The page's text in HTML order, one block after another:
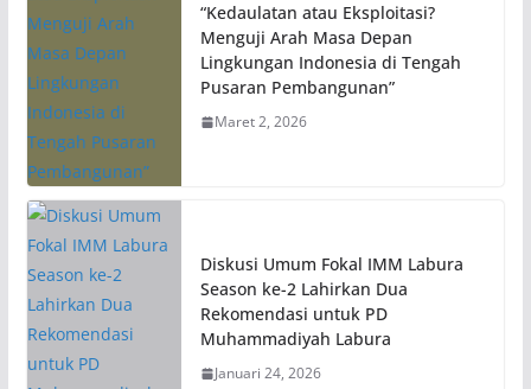
“Kedaulatan atau Eksploitasi?
Menguji Arah Masa Depan
Lingkungan Indonesia di Tengah
Pusaran Pembangunan”
Maret 2, 2026
Diskusi Umum Fokal IMM Labura
Season ke-2 Lahirkan Dua
Rekomendasi untuk PD
Muhammadiyah Labura
Januari 24, 2026